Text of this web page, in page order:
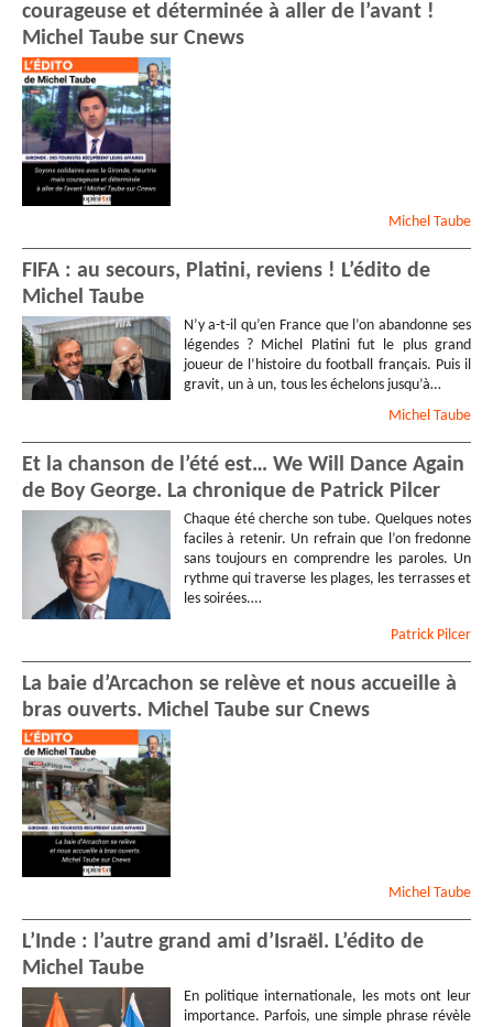
courageuse et déterminée à aller de l’avant !
Michel Taube sur Cnews
Michel Taube
FIFA : au secours, Platini, reviens ! L’édito de
Michel Taube
N’y a-t-il qu’en France que l’on abandonne ses
légendes ? Michel Platini fut le plus grand
joueur de l’histoire du football français. Puis il
gravit, un à un, tous les échelons jusqu’à…
Michel Taube
Et la chanson de l’été est… We Will Dance Again
de Boy George. La chronique de Patrick Pilcer
Chaque été cherche son tube. Quelques notes
faciles à retenir. Un refrain que l’on fredonne
sans toujours en comprendre les paroles. Un
rythme qui traverse les plages, les terrasses et
les soirées.…
Patrick Pilcer
La baie d’Arcachon se relève et nous accueille à
bras ouverts. Michel Taube sur Cnews
Michel Taube
L’Inde : l’autre grand ami d’Israël. L’édito de
Michel Taube
En politique internationale, les mots ont leur
importance. Parfois, une simple phrase révèle